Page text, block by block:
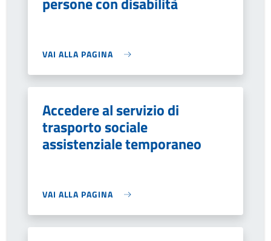
VAI ALLA PAGINA
Accedere al servizio di
trasporto sociale
assistenziale temporaneo
VAI ALLA PAGINA